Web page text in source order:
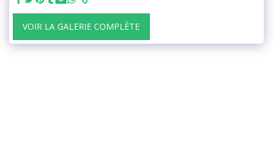
VOIR LA GALERIE COMPLÈTE